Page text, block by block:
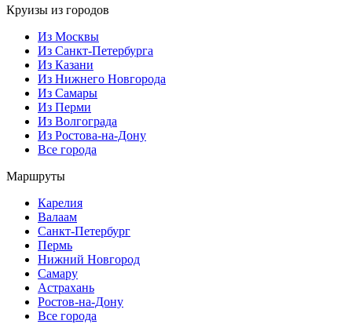
Круизы из городов
Из Москвы
Из Санкт-Петербурга
Из Казани
Из Нижнего Новгорода
Из Самары
Из Перми
Из Волгограда
Из Ростова-на-Дону
Все города
Маршруты
Карелия
Валаам
Санкт-Петербург
Пермь
Нижний Новгород
Самару
Астрахань
Ростов-на-Дону
Все города